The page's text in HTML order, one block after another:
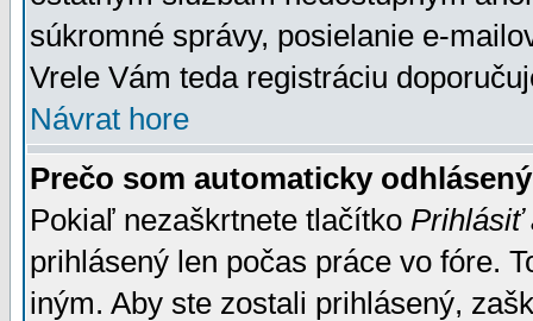
súkromné správy, posielanie e-
Vrele Vám teda registráciu
Návrat hore
Prečo som automaticky
Pokiaľ nezaškrtnete tlačítko Prihlásiť
prihlásený len počas práce vo fóre.
iným. Aby ste zostali prihlásený,